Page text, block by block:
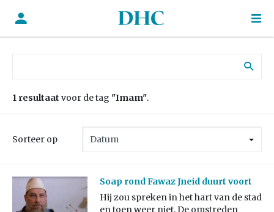
1 resultaat voor de tag "Imam".
Sorteer op
Soap rond Fawaz Jneid duurt voort
Hij zou spreken in het hart van de stad
en toen weer niet. De omstreden